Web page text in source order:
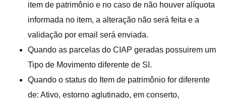
item de patrimônio e no caso de não houver alíquota
informada no item, a alteração não será feita e a
validação por email será enviada.
Quando as parcelas do CIAP geradas possuirem um
Tipo de Movimento diferente de SI.
Quando o status do Item de patrimônio for diferente
de: Ativo, estorno aglutinado, em conserto,